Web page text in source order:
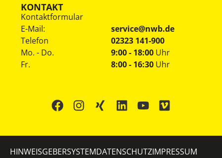
KONTAKT
Kontaktformular
E-Mail:
service@nwb.de
Telefon
02323 141-900
Mo. - Do.
Fr.
9:00 - 18:00 Uhr
8:00 - 16:30 Uhr
HINWEISGEBERSYSTEMDATENSCHUTZIMPRESSUM